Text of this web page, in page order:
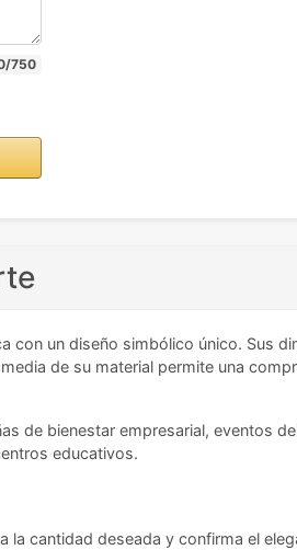
750
con un diseño simbólico único. Sus
de su material permite una
de bienestar empresarial, eventos
educativos.
cantidad deseada y confirma el